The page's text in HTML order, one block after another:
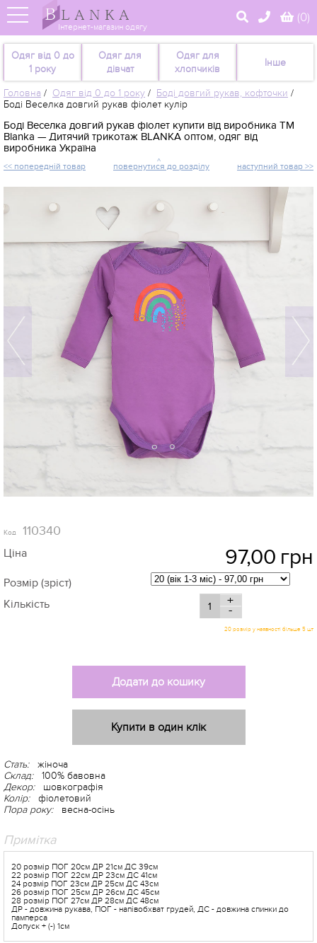
Інтернет-магазин одягу
(0)
Одяг від 0 до
1 року
Одяг для
дівчат
Одяг для
хлопчиків
Інше
Головна / Одяг від 0 до 1 року / Боді довгий рукав, кофточки /
Боді Веселка довгий рукав фіолет кулір
Боді Веселка довгий рукав фіолет купити від виробника TM
Blanka — Дитячий трикотаж BLANKA оптом, одяг від
виробника Україна
<< попередній товар наступний товар >>
повернутися до розділу
Код 110340
Ціна 97,00 грн
Розмір (зріст)
Кількість
+
-
20 розмір у наявності більше 5 шт
Додати до кошику
Купити в один клік
Стать: жіноча
Склад: 100% бавовна
Декор: шовкографія
Колір: фіолетовий
Пора року: весна-осінь
Примітка
20 розмір ПОГ 20см ДР 21см ДС 39см
22 розмір ПОГ 22см ДР 23см ДС 41см
24 розмір ПОГ 23см ДР 25см ДС 43см
26 розмір ПОГ 25см ДР 26см ДС 45см
28 розмір ПОГ 27см ДР 28см ДС 48см
ДР - довжина рукава, ПОГ - напівобхват грудей, ДС - довжина спинки до
памперса
Допуск + (-) 1см